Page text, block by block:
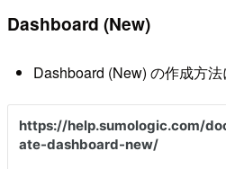
Dashboard (New)
Dashboard (New) の作成方